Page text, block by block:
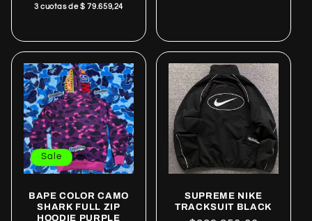
3 cuotas de $ 79.659,24
Sale
BAPE COLOR CAMO
SHARK FULL ZIP
HOODIE PURPLE
SUPREME NIKE
TRACKSUIT BLACK